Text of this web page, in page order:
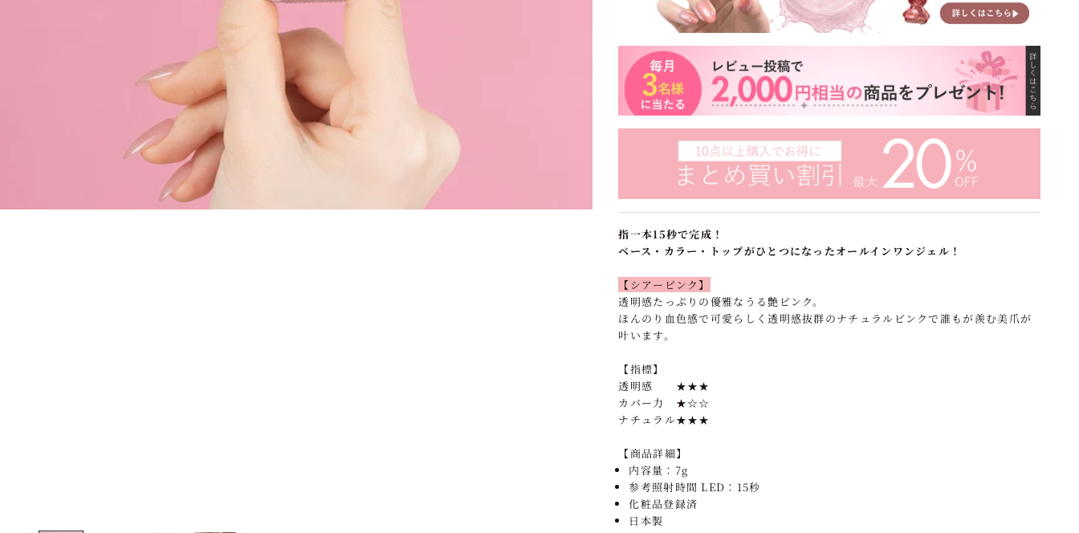
指一本15秒で完成！
ベース・カラー・トップがひとつになったオールインワンジェル！
【シアーピンク】
透明感たっぷりの優雅なうる艶ピンク。
ほんのり血色感で可愛らしく透明感抜群のナチュラルピンクで誰もが羨む美爪が
叶います。
【指標】
透明感 ★★★
カバー力 ★☆☆
ナチュラル★★★
【商品詳細】
内容量：7g
参考照射時間 LED：15秒
化粧品登録済
日本製